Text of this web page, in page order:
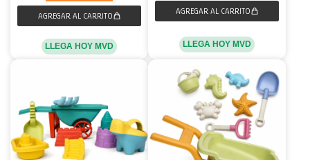
LLEGA HOY MVD LLEGA HOY MVD